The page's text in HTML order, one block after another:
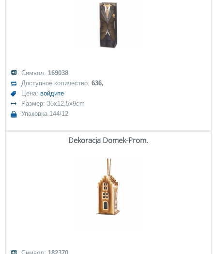
Символ: 169038
Доступное количество:636,
Цена: войдите
Размер: 35x12,5x9cm
Упаковка 144/12
Dekoracja Domek-Prom.